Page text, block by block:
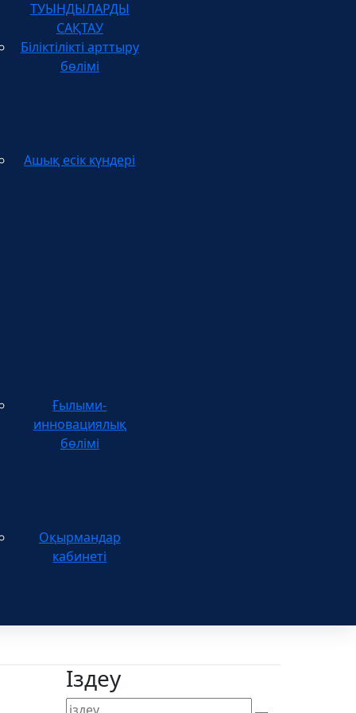
САҚТАУ
Біліктілікті арттыру
бөлімі
Ашық есік күндері
Ғылыми-
инновациялық
бөлімі
Оқырмандар
кабинеті
Іздеу